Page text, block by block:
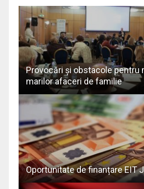
Provocări și obstacole pentru
marilor afaceri de familie
Oportunitate de finanțare EIT